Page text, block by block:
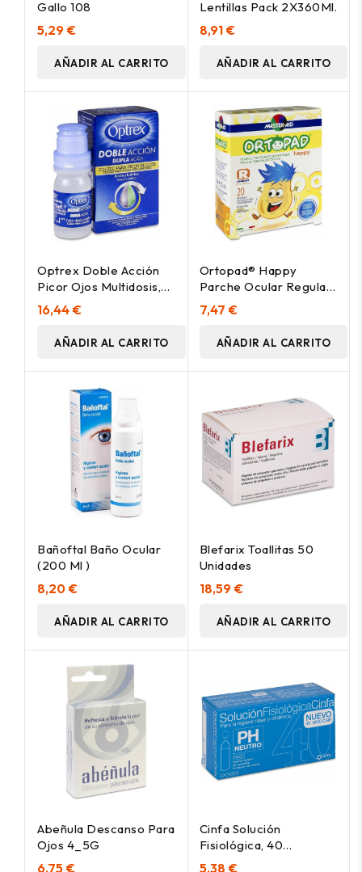
Gallo 108
5,29 €
AÑADIR AL CARRITO
Lentillas Pack 2X360Ml.
8,91 €
AÑADIR AL CARRITO
Optrex Doble Acción
Picor Ojos Multidosis,
10 Ml
16,44 €
AÑADIR AL CARRITO
Ortopad® Happy
Parche Ocular Regular
20Uds
7,47 €
AÑADIR AL CARRITO
Bañoftal Baño Ocular
(200 Ml )
8,20 €
AÑADIR AL CARRITO
Blefarix Toallitas 50
Unidades
18,59 €
AÑADIR AL CARRITO
Abeñula Descanso Para
Ojos 4_5G
6,75 €
Cinfa Solución
Fisiológica, 40
Monodosis
5,38 €